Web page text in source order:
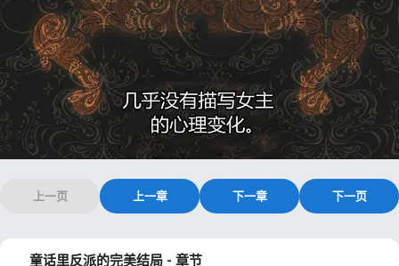
上一页 上一章 下一章 下一页
童话里反派的完美结局 - 章节